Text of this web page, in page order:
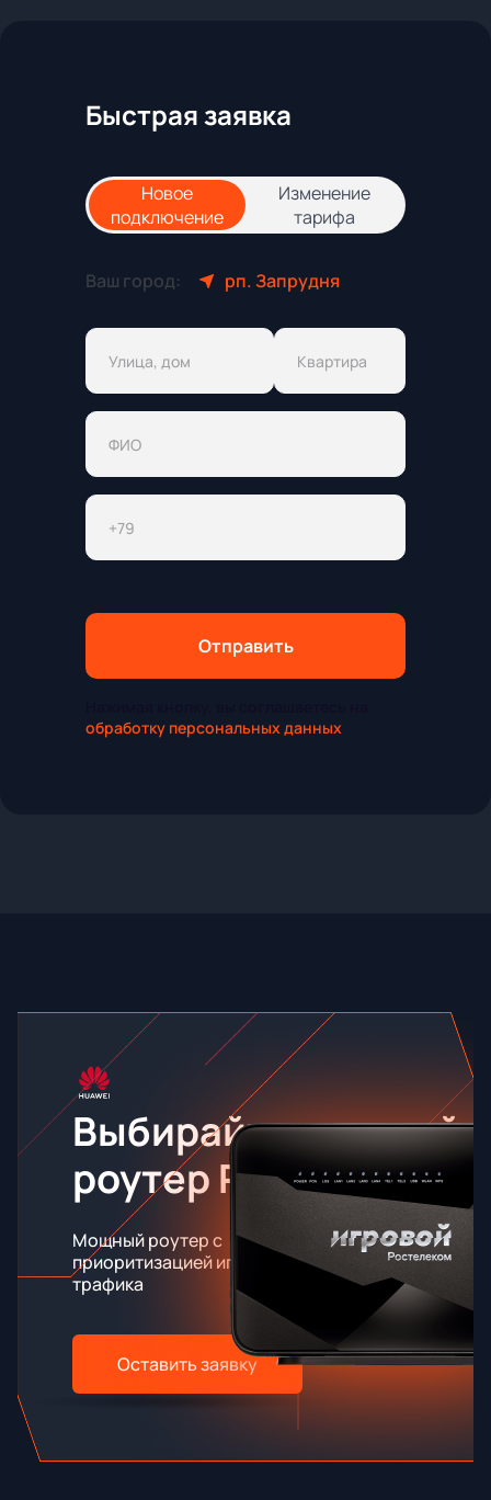
Быстрая заявка
Новое
подключение
Изменение
тарифа
Ваш город: рп. Запрудня
Отправить
обработку персональных данных
Выбирайте игровой
роутер RT-X
Мощный роутер с
приоритизацией игрового
трафика
Оставить заявку